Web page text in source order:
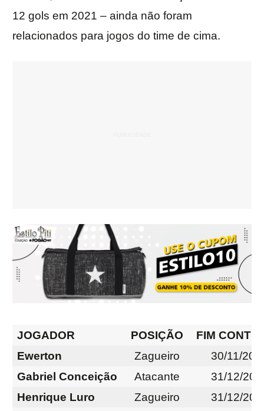
12 gols em 2021 – ainda não foram
relacionados para jogos do time de cima.
JOGADOR POSIÇÃO
FIM
Ewerton
Zagueiro
30/11/
Gabriel Conceição
Atacante
31/12/
Henrique Luro
Zagueiro
31/12/